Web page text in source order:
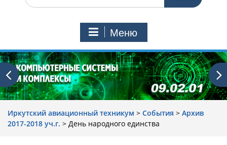
Меню
Иркутский авиационный техникум > События > Архив
2017-2018 уч.г. > День народного единства